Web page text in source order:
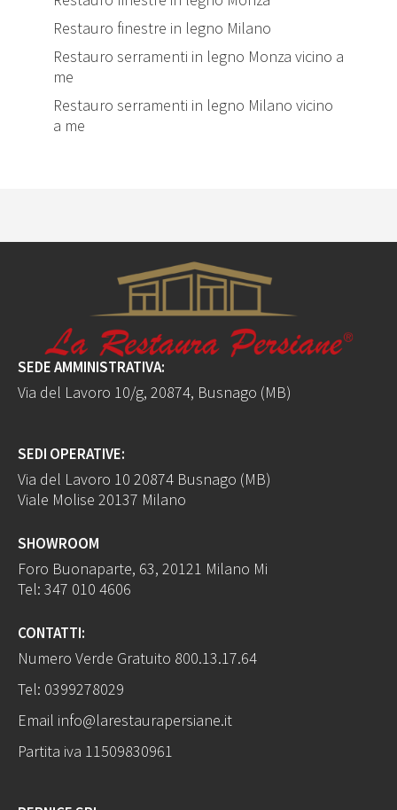
Restauro finestre in legno Milano
Restauro serramenti in legno Monza vicino a
me
Restauro serramenti in legno Milano vicino
a me
SEDE AMMINISTRATIVA:
Via del Lavoro 10/g, 20874, Busnago (MB)
SEDI OPERATIVE:
Via del Lavoro 10 20874 Busnago (MB)
Viale Molise 20137 Milano
SHOWROOM
Foro Buonaparte, 63, 20121 Milano Mi
Tel: 347 010 4606
CONTATTI:
Numero Verde Gratuito 800.13.17.64
Tel: 0399278029
Email info@larestaurapersiane.it
Partita iva 11509830961